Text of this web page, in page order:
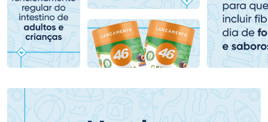
Comprar sem Desconto
Por R$ 159,59/cada
Comprar sem Desconto
Por R$ 159,59/cada
Comprar sem Desconto
Por R$ 78,99/cada
Comprar sem Desconto
Por R$ 78,99/cada